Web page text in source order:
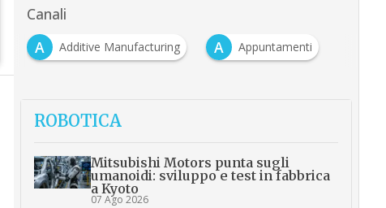
Canali
A
Additive Manufacturing A Appuntamenti
ROBOTICA
Mitsubishi Motors punta sugli
umanoidi: sviluppo e test in fabbrica
a Kyoto
07 Ago 2026